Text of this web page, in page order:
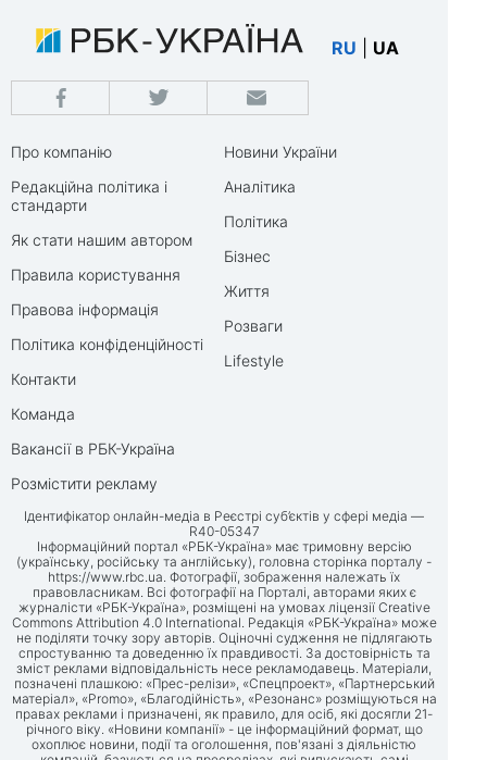
RU UA
Про компанію
Редакційна політика і
стандарти
Як стати нашим автором
Правила користування
Правова інформація
Політика конфіденційності
Контакти
Команда
Вакансії в РБК-Україна
Розмістити рекламу
Новини України
Аналітика
Політика
Бізнес
Життя
Розваги
Lifestyle
Ідентифікатор онлайн-медіа в Реєстрі суб’єктів у сфері медіа —
R40-05347
Інформаційний портал «РБК-Україна» має тримовну версію
(українську, російську та англійську), головна сторінка порталу -
https://www.rbc.ua. Фотографії, зображення належать їх
правовласникам. Всі фотографії на Порталі, авторами яких є
журналісти «РБК-Україна», розміщені на умовах ліцензії Creative
Commons Attribution 4.0 International. Редакція «РБК-Україна» може
не поділяти точку зору авторів. Оціночні судження не підлягають
спростуванню та доведенню їх правдивості. За достовірність та
зміст реклами відповідальність несе рекламодавець. Матеріали,
позначені плашкою: «Прес-релізи», «Спецпроект», «Партнерський
матеріал», «Promo», «Благодійність», «Резонанс» розміщуються на
правах реклами і призначені, як правило, для осіб, які досягли 21-
річного віку. «Новини компанії» - це інформаційний формат, що
охоплює новини, події та оголошення, пов'язані з діяльністю